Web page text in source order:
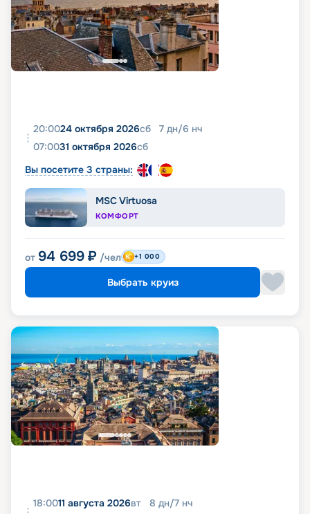
20:0024 октября 2026сб 7 дн/6 нч
07:0031 октября 2026сб
Вы посетите 3 страны:
MSC Virtuosa
КОМФОРТ
от 94 699 ₽ /чел +1 000
Выбрать круиз
18:0011 августа 2026вт 8 дн/7 нч